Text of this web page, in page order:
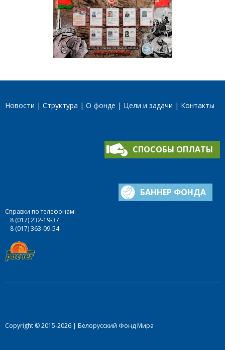
Новости Структура О фонде Цели и задачи Контакты
СПОСОБЫ ОПЛАТЫ
БАННЕР ФОНДА
Справки по телефонам:
8 (017) 232-19-37
8 (017) 363-09-54
Copyright © 2015-2026 | Белорусский Фонд Мира